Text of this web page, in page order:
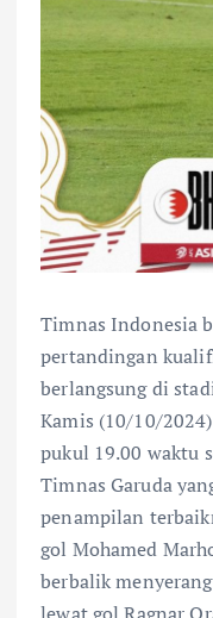
Timnas Indonesia
pertandingan
berlangsung di
Kamis (10/10/
pukul 19.00 waktu
Timnas Garuda
penampilan
gol Mohamed
berbalik